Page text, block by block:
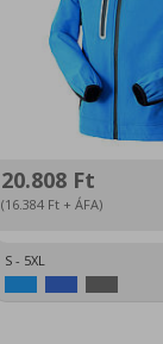
20.808 Ft
(16.384 Ft+ ÁFA)
S - 5XL